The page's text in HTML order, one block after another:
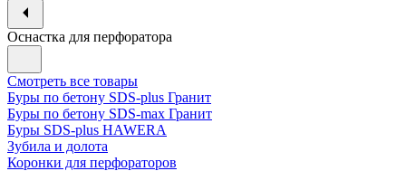
Оснастка для перфоратора
Смотреть все товары
Буры по бетону SDS-plus Гранит
Буры по бетону SDS-max Гранит
Буры SDS-plus HAWERA
Зубила и долота
Коронки для перфораторов